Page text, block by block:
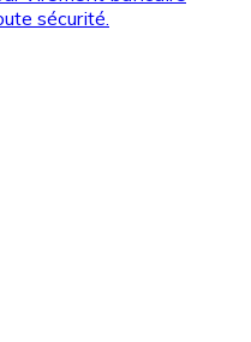
pour acheter
de vos marques
cadeaux
sécurité.